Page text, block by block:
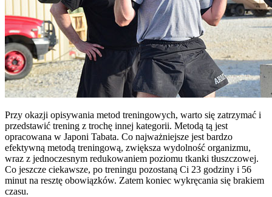
Przy okazji opisywania metod treningowych, warto się zatrzymać i
przedstawić trening z trochę innej kategorii. Metodą tą jest
opracowana w Japoni Tabata. Co najważniejsze jest bardzo
efektywną metodą treningową, zwiększa wydolność organizmu,
wraz z jednoczesnym redukowaniem poziomu tkanki tłuszczowej.
Co jeszcze ciekawsze, po treningu pozostaną Ci 23 godziny i 56
minut na resztę obowiązków. Zatem koniec wykręcania się brakiem
czasu.